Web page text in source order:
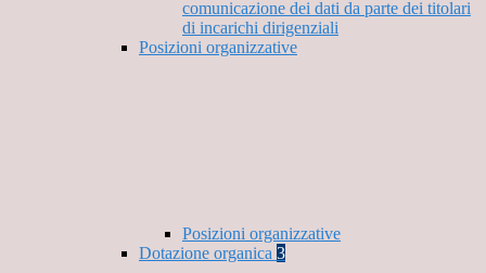
comunicazione dei dati da parte dei titolari
di incarichi dirigenziali
Posizioni organizzative
Posizioni organizzative
Dotazione organica 3